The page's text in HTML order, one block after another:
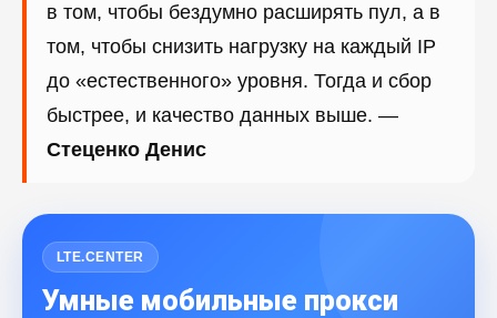
в том, чтобы бездумно расширять пул, а в
том, чтобы снизить нагрузку на каждый IP
до «естественного» уровня. Тогда и сбор
быстрее, и качество данных выше. —
Стеценко Денис
LTE.CENTER
Умные мобильные прокси